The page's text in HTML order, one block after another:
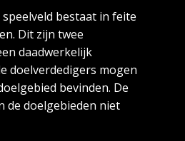
bestaat in feite
Dit zijn twee
daadwerkelijk
doelverdedigers mogen
bevinden. De
de doelgebieden niet